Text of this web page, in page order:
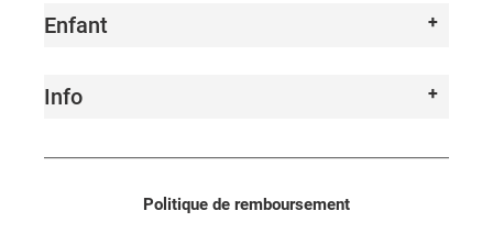
Enfant
Info
Politique de remboursement